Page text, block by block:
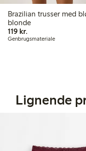
Brazilian trusser med
blonde
119 kr.
Genbrugsmateriale
Lignende